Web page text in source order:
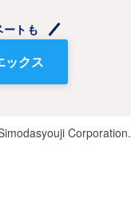
トも
クス
Corporation.